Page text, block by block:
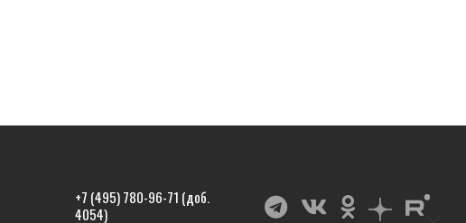
+7 (495) 780-96-71 (доб.
4054)